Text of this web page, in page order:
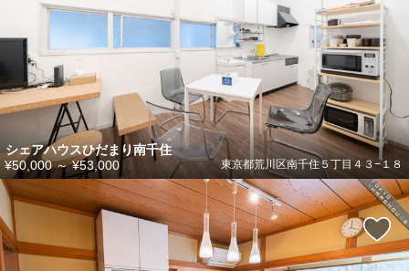
シェアハウスひだまり南千住
東京都荒川区南千住５丁目４３−１８
¥50,000～¥53,000